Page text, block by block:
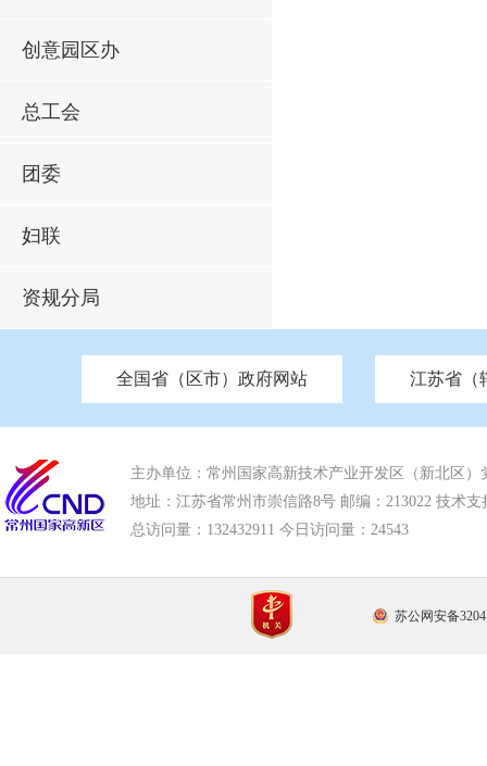
创意园区办
总工会
团委
妇联
资规分局
全国省（区市）政府网站
北京 天津 重庆 河南 河北 山西
江苏省（
中国江苏 南京市政府 苏州市政府 无锡
市发改委 市工信局 市教育局 市科技局 市
市应急管理局 市审计局 市外事办 市生态
主办单位：常州国家高新技术产业开发区（新北区）
地址：江苏省常州市崇信路8号 邮编：213022 技术支
总访问量： 132432911 今日访问量： 24543
苏公网安备